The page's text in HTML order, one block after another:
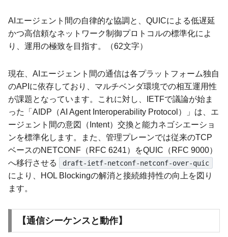
AIエージェント間の自律的な協調と、QUICによる低遅延
かつ高信頼なネットワーク制御プロトコルの標準化によ
り、運用の極致を目指す。（62文字）
現在、AIエージェント間の通信は各プラットフォーム独自
のAPIに依存しており、マルチベンダ環境での相互運用性
が課題となっています。これに対し、IETFで議論が始ま
った「AIDP（AI Agent Interoperability Protocol）」は、エ
ージェント間の意図（Intent）交換と能力ネゴシエーショ
ンを標準化します。また、管理プレーンでは従来のTCP
ベースのNETCONF（RFC 6241）をQUIC（RFC 9000）
へ移行させる
draft-ietf-netconf-netconf-over-quic
により、HOL Blockingの解消と接続維持性の向上を図り
ます。
【通信シーケンスと動作】